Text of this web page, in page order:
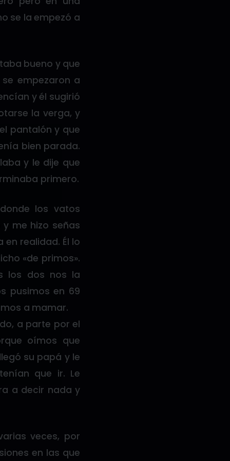
se la empezó a
bueno y que
empezaron a
y él sugirió
la verga, y
pantalón y que
bien parada.
y le dije que
primero.
los vatos
me hizo señas
realidad. Él lo
«de primos».
los dos nos la
pusimos en 69
a mamar.
a parte por el
oímos que
su papá y le
que ir. Le
a decir nada y
veces, por
en las que